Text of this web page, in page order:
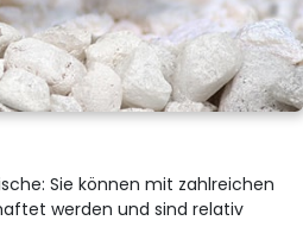
Sie können mit zahlreichen
werden und sind relativ